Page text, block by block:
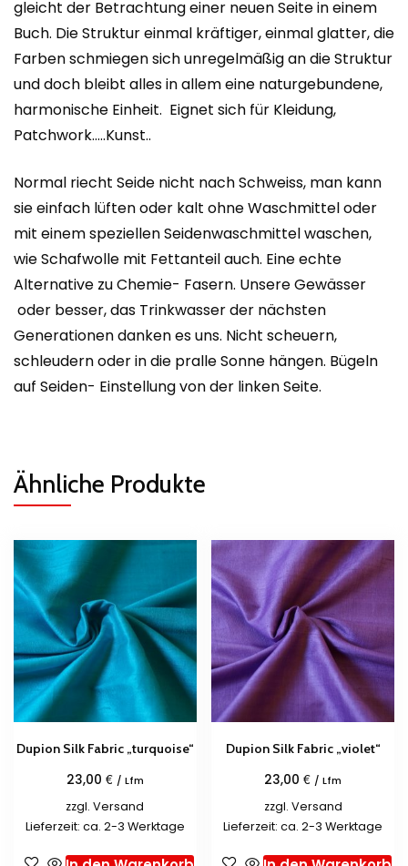
gleicht der Betrachtung einer neuen Seite in einem
Buch. Die Struktur einmal kräftiger, einmal glatter, die
Farben schmiegen sich unregelmäßig an die Struktur
und doch bleibt alles in allem eine naturgebundene,
harmonische Einheit. Eignet sich für Kleidung,
Patchwork…..Kunst..
Normal riecht Seide nicht nach Schweiss, man kann
sie einfach lüften oder kalt ohne Waschmittel oder
mit einem speziellen Seidenwaschmittel waschen,
wie Schafwolle mit Fettanteil auch. Eine echte
Alternative zu Chemie- Fasern. Unsere Gewässer
oder besser, das Trinkwasser der nächsten
Generationen danken es uns. Nicht scheuern,
schleudern oder in die pralle Sonne hängen. Bügeln
auf Seiden- Einstellung von der linken Seite.
Ähnliche Produkte
Dupion Silk Fabric „turquoise“
23,00 € / Lfm
zzgl.Versand
Lieferzeit: ca. 2-3 Werktage
Dupion Silk Fabric „violet“
23,00€ / Lfm
zzgl. Versand
Lieferzeit: ca. 2-3 Werktage